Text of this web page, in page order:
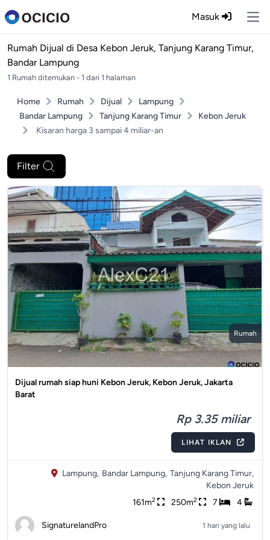
Masuk
Rumah Dijual di Desa Kebon Jeruk, Tanjung Karang Timur,
Bandar Lampung
1 Rumah ditemukan - 1 dari 1 halaman
Home Rumah Dijual
Lampung
Bandar Lampung
Tanjung Karang Timur
Kebon Jeruk
Kisaran harga 3 sampai 4 miliar-an
Filter
Rumah
Dijual rumah siap huni Kebon Jeruk, Kebon Jeruk, Jakarta
Barat
Rp 3.35 miliar
LIHAT IKLAN
Lampung, Bandar Lampung, Tanjung Karang Timur,
Kebon Jeruk
161m2 250m2 7 4
SignaturelandPro 1 hari yang lalu